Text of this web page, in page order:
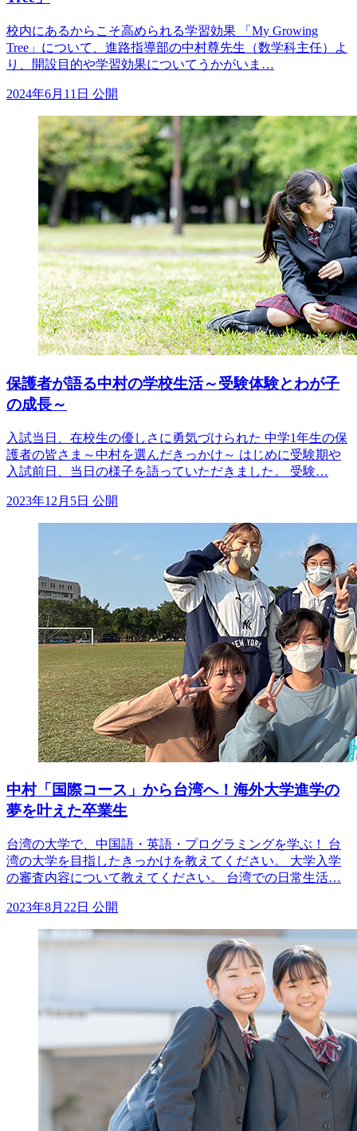
校内にあるからこそ高められる学習効果 「My Growing
Tree」について、進路指導部の中村尊先生（数学科主任）よ
り、開設目的や学習効果についてうかがいま…
2024年6月11日 公開
保護者が語る中村の学校生活～受験体験とわが子
の成長～
入試当日、在校生の優しさに勇気づけられた 中学1年生の保
護者の皆さま～中村を選んだきっかけ～ はじめに受験期や
入試前日、当日の様子を語っていただきました。 受験…
2023年12月5日 公開
中村「国際コース」から台湾へ！海外大学進学の
夢を叶えた卒業生
台湾の大学で、中国語・英語・プログラミングを学ぶ！ 台
湾の大学を目指したきっかけを教えてください。 大学入学
の審査内容について教えてください。 台湾での日常生活…
2023年8月22日 公開